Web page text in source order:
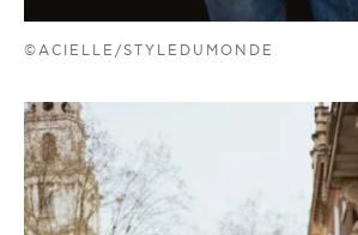
©ACIELLE/STYLEDUMONDE